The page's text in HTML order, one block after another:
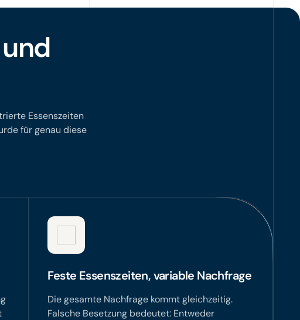
Essenszeiten
für genau diese
Feste Essenszeiten, variable Nachfrage
Die gesamte Nachfrage kommt gleichzeitig.
Falsche Besetzung bedeutet: Entweder